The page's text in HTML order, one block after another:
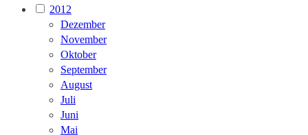
2012
Dezember
November
Oktober
September
August
Juli
Juni
Mai